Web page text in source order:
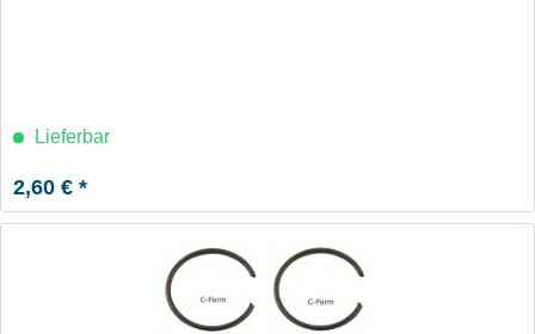
Lieferbar
2,60 € *